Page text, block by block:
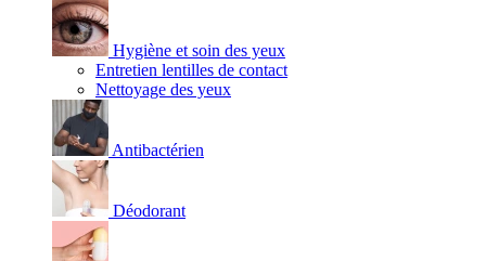
Hygiène et soin des yeux
Entretien lentilles de contact
Nettoyage des yeux
Antibactérien
Déodorant